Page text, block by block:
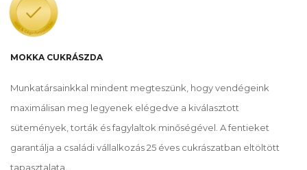
MOKKA CUKRÁSZDA
Munkatársainkkal mindent megteszünk, hogy vendégeink
maximálisan meg legyenek elégedve a kiválasztott
sütemények, torták és fagylaltok minőségével. A fentieket
garantálja a családi vállalkozás 25 éves cukrászatban eltöltött
tapasztalata.